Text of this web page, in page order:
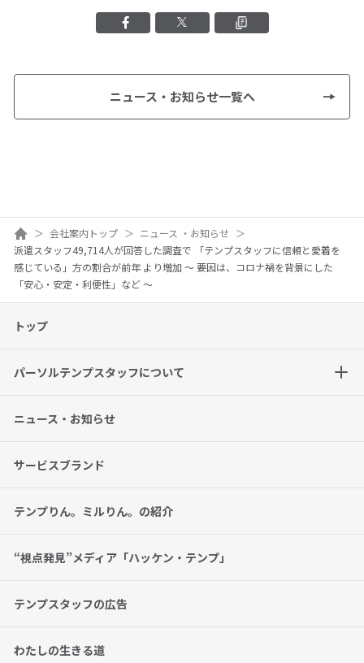
Facebookでシェアする
Xでシェアする
ニュース・お知らせ一覧へ
ホーム会社案内トップ
ニュース ・お知らせ
派遣スタッフ49,714人が回答した調査で 「テンプスタッフに信頼と愛着を
感じている」方の割合が前年 より増加 ～ 要因は、コロナ禍を背景にした
「安心・安定・利便性」など ～
トップ
パーソルテンプスタッフについて
ニュース・お知らせ
サービスブランド
テンプりん。ミルりん。の紹介
“視点発見”メディア「ハッケン・テンプ」
テンプスタッフの広告
わたしの生きる道